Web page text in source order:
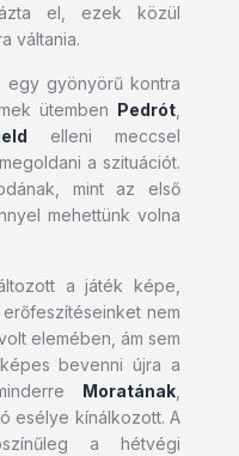
el, ezek közül
váltania.
gyönyörű kontra
ütemben Pedrót
elleni meccsel
a szituációt.
mint az első
mehettünk volna
a játék képe,
nem
elemében, ám sem
bevenni újra a
Moratának
esélye kínálkozott. A
a hétvégi